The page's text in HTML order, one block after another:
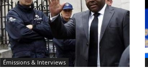
Émissions & Interviews